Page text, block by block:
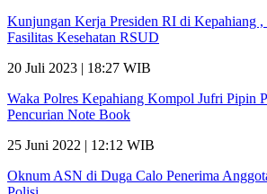
Kunjungan Kerja Presiden RI di Kepahiang ,
Fasilitas Kesehatan RSUD
20 Juli 2023 | 18:27 WIB
Waka Polres Kepahiang Kompol Jufri Pipin
Pencurian Note Book
25 Juni 2022 | 12:12 WIB
Oknum ASN di Duga Calo Penerima